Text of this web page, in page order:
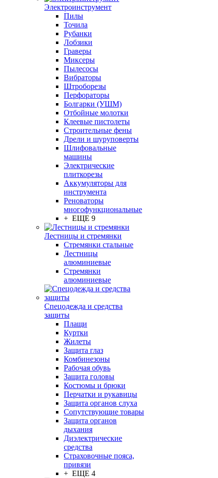
Электроинструмент
Пилы
Точила
Рубанки
Лобзики
Граверы
Миксеры
Пылесосы
Вибраторы
Штроборезы
Перфораторы
Болгарки (УШМ)
Отбойные молотки
Клеевые пистолеты
Строительные фены
Дрели и шуруповерты
Шлифовальные
машины
Электрические
плиткорезы
Аккумуляторы для
инструмента
Реноваторы
многофункциональные
+ ЕЩЕ 9
Лестницы и стремянки
Стремянки стальные
Лестницы
алюминиевые
Стремянки
алюминиевые
Спецодежда и средства
защиты
Плащи
Куртки
Жилеты
Защита глаз
Комбинезоны
Рабочая обувь
Защита головы
Костюмы и брюки
Перчатки и рукавицы
Защита органов слуха
Сопутствующие товары
Защита органов
дыхания
Диэлектрические
средства
Страховочные пояса,
привязи
+ ЕЩЕ 4